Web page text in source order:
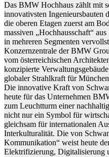
Das BMW Hochhaus zählt mit
innovativsten Ingenieursbauten
die oberen Etagen zuerst am
massiven „Hochhausschaft“
in mehreren Segmenten
Konzernzentrale der BMW
vom österreichischen
konzipierte
globaler Strahlkraft für
Die innovative Kraft von
heute für das Unternehmen
zum Leuchtturm einer
nicht nur ein Symbol für
gleichsam für internationalen
Interkulturalität. Die von
Kommunikation“ weist heute
Elektrifizierung, Digitalisierung